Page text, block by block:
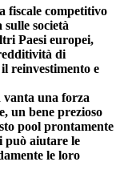
fiscale competitivo
società
Paesi europei,
di
reinvestimento e
vanta una forza
un bene prezioso
pool prontamente
può aiutare le
le loro